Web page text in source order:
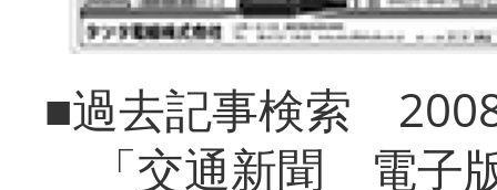
■過去記事検索
「交通新聞 電子